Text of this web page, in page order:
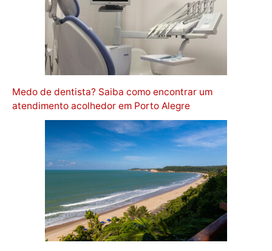
Medo de dentista? Saiba como encontrar um
atendimento acolhedor em Porto Alegre